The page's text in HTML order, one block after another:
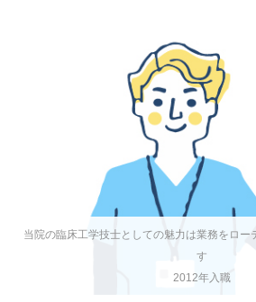
当院の臨床工学技士としての魅力は業務をロー
す
2012年入職